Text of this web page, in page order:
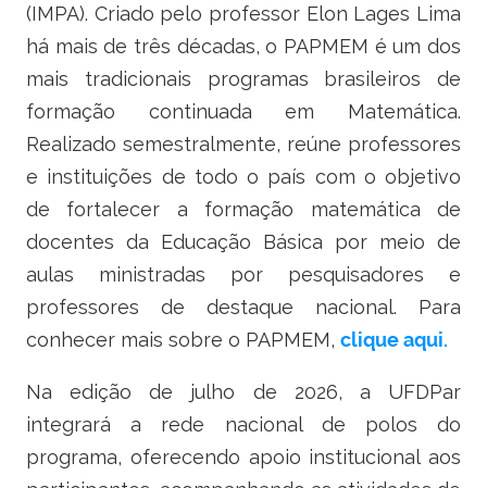
Ministério da Integração Nacional
Ministério da Transparência e Controladoria-Geral da União
Ministério dos Direitos Humanos
Secretaria-Geral da Presidência da República
Gabinete de Segurança Institucional
(IMPA). Criado pelo professor Elon Lages Lima
há mais de três décadas, o PAPMEM é um dos
mais tradicionais programas brasileiros de
formação continuada em Matemática.
Realizado semestralmente, reúne professores
e instituições de todo o país com o objetivo
de fortalecer a formação matemática de
docentes da Educação Básica por meio de
aulas ministradas por pesquisadores e
professores de destaque nacional. Para
conhecer mais sobre o PAPMEM, clique aqui.
Na edição de julho de 2026, a UFDPar
integrará a rede nacional de polos do
programa, oferecendo apoio institucional aos